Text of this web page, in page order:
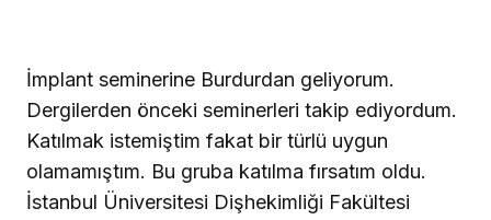
İmplant seminerine Burdurdan geliyorum.
Dergilerden önceki seminerleri takip ediyordum.
Katılmak istemiştim fakat bir türlü uygun
olamamıştım. Bu gruba katılma fırsatım oldu.
İstanbul Üniversitesi Dişhekimliği Fakültesi